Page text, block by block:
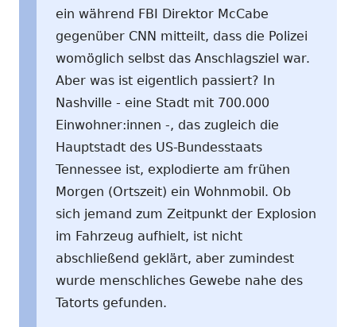
ein während FBI Direktor McCabe
gegenüber CNN mitteilt, dass die Polizei
womöglich selbst das Anschlagsziel war.
Aber was ist eigentlich passiert? In
Nashville - eine Stadt mit 700.000
Einwohner:innen -, das zugleich die
Hauptstadt des US-Bundesstaats
Tennessee ist, explodierte am frühen
Morgen (Ortszeit) ein Wohnmobil. Ob
sich jemand zum Zeitpunkt der Explosion
im Fahrzeug aufhielt, ist nicht
abschließend geklärt, aber zumindest
wurde menschliches Gewebe nahe des
Tatorts gefunden.